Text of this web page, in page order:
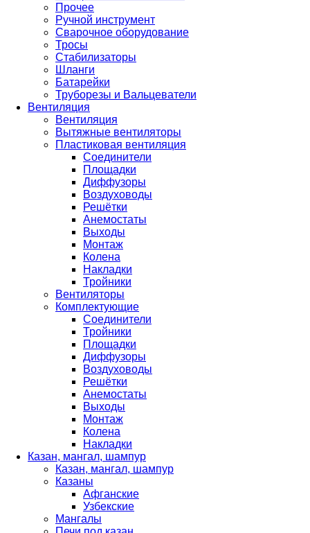
Прочее
Ручной инструмент
Сварочное оборудование
Тросы
Стабилизаторы
Шланги
Батарейки
Труборезы и Вальцеватели
Вентиляция
Вентиляция
Вытяжные вентиляторы
Пластиковая вентиляция
Соединители
Площадки
Диффузоры
Воздуховоды
Решётки
Анемостаты
Выходы
Монтаж
Колена
Накладки
Тройники
Вентиляторы
Комплектующие
Соединители
Тройники
Площадки
Диффузоры
Воздуховоды
Решётки
Анемостаты
Выходы
Монтаж
Колена
Накладки
Казан, мангал, шампур
Казан, мангал, шампур
Казаны
Афганские
Узбекские
Мангалы